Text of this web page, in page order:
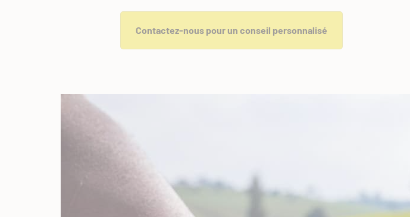
Contactez-nous pour un conseil personnalisé